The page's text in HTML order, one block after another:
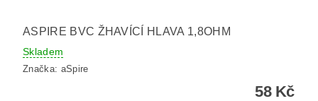
ASPIRE BVC ŽHAVÍCÍ HLAVA 1,8OHM
Skladem
Značka: aSpire
58 Kč